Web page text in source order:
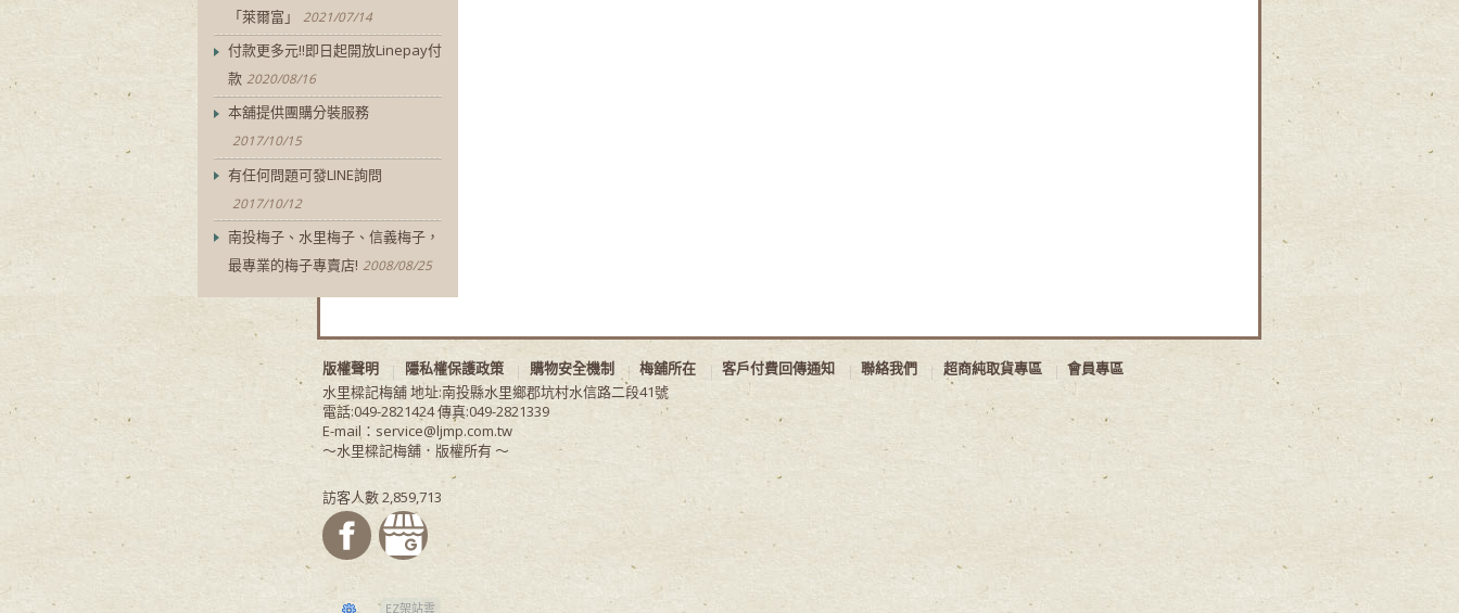
「萊爾富」
2021/07/14
付款更多元!!即日起開放Linepay付
款 2020/08/16
本舖提供團購分裝服務
2017/10/15
有任何問題可發LINE詢問
2017/10/12
南投梅子、水里梅子、信義梅子，
最專業的梅子專賣店! 2008/08/25
版權聲明 隱私權保護政策 購物安全機制 梅舖所在 客戶付費回傳通知 聯絡我們 超商純取貨專區
會員專區
水里樑記梅舖 地址:南投縣水里鄉郡坑村水信路二段41號
電話:049-2821424 傳真:049-2821339
E-mail：service@ljmp.com.tw
～水里樑記梅舖．版權所有 ～
訪客人數 2,859,713
EZ架站雲